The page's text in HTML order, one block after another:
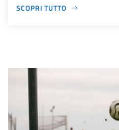
SCOPRI TUTTO